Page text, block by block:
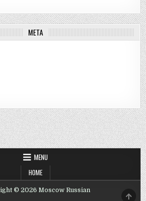
META
MENU
HOME
© 2026 Moscow Russian